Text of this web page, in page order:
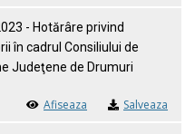
- Hotărâre privind
în cadrul Consiliului de
Judeţene de Drumuri
Afiseaza Salveaza